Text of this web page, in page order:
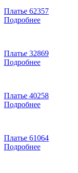
Платье 62357
Подробнее
Платье 32869
Подробнее
Платье 40258
Подробнее
Платье 61064
Подробнее